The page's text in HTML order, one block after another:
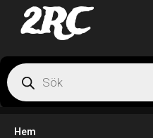
2RC
Hem